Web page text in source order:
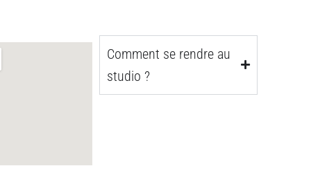
Comment se rendre au
studio ?